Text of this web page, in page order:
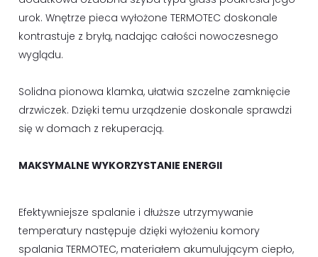
urok. Wnętrze pieca wyłożone TERMOTEC doskonale
kontrastuje z bryłą, nadając całości nowoczesnego
wyglądu.
Solidna pionowa klamka, ułatwia szczelne zamknięcie
drzwiczek. Dzięki temu urządzenie doskonale sprawdzi
się w domach z rekuperacją.
MAKSYMALNE WYKORZYSTANIE ENERGII
Efektywniejsze spalanie i dłuższe utrzymywanie
temperatury następuje dzięki wyłożeniu komory
spalania TERMOTEC, materiałem akumulującym ciepło,